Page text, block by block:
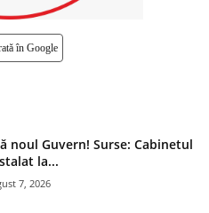
în Google
noul Guvern! Surse: Cabinetul
la...
7, 2026